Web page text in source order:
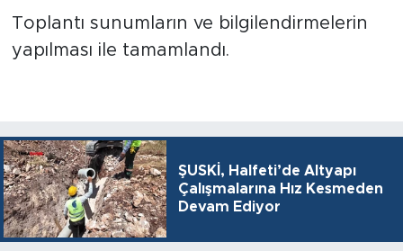
Toplantı sunumların ve bilgilendirmelerin
yapılması ile tamamlandı.
ŞUSKİ, Halfeti’de Altyapı
Çalışmalarına Hız Kesmeden
Devam Ediyor